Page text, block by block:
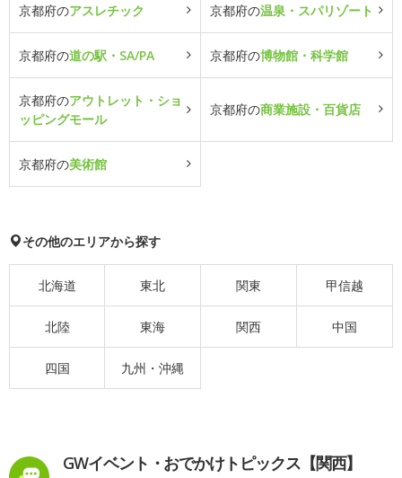
京都府のアスレチック 京都府の温泉・スパリゾート
京都府の道の駅・SA/PA 京都府の博物館・科学館
京都府のアウトレット・ショ
ッピングモール
京都府の商業施設・百貨店
京都府の美術館
その他のエリアから探す
北海道 東北 関東 甲信越
北陸 東海 関西 中国
四国 九州・沖縄
GWイベント・おでかけトピックス【関西】